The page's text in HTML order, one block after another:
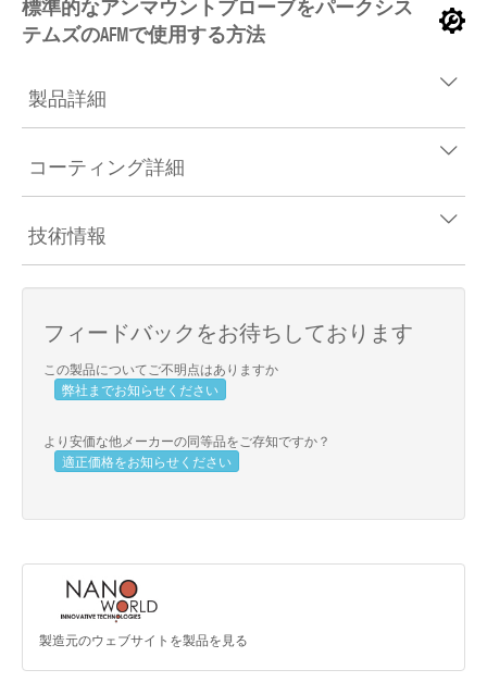
標準的なアンマウントプローブをパークシス
テムズのAFMで使用する方法
製品詳細
コーティング詳細
技術情報
フィードバックをお待ちしております
この製品についてご不明点はありますか
弊社までお知らせください
より安価な他メーカーの同等品をご存知ですか？
適正価格をお知らせください
製造元のウェブサイトを製品を見る